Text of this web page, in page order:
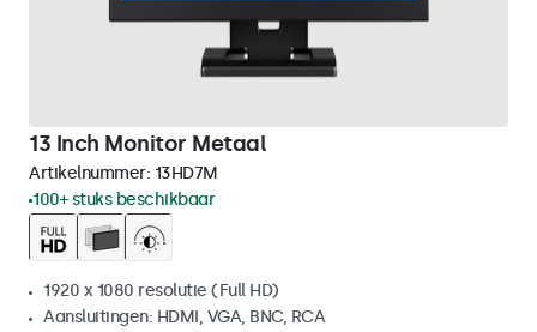
13 Inch Monitor Metaal
Artikelnummer: 13HD7M
100+ stuks beschikbaar
1920 x 1080 resolutie (Full HD)
Aansluitingen: HDMI, VGA, BNC, RCA